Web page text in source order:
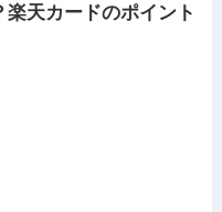
天カードのポイント